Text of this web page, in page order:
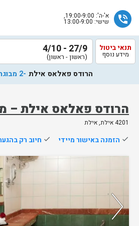
phone_in_talk א'-ה': 19:00-9:00,
שישי: 13:00-9:00
הרודס פאלאס אילת –
4201 אילת, אילת
תנאי ביטול
מידע נוסף 27/9 - 4/10
(ראשון - ראשון)
הרודס פאלאס אילת -2 מבוגרים ל 7 לילות
done הזמנה באישור מיידי done חיוב רק
מהאורחים ששהו בחדר אהבו אותו
79%
שלח